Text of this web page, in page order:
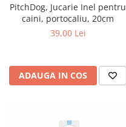
PitchDog, Jucarie Inel pentru
caini, portocaliu, 20cm
39,00 Lei
ADAUGA IN COS